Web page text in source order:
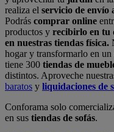
realiza el servicio de envío
Podrás comprar online
productos y recibirlo en tu
en nuestras tiendas física.
hogar y transformarlo en
tiene 300 tiendas de
distintos. Aproveche
baratos y liquidaciones de
Conforama solo
en sus tiendas de sofás.